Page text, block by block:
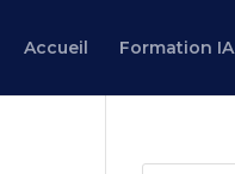
Accueil Formation IA